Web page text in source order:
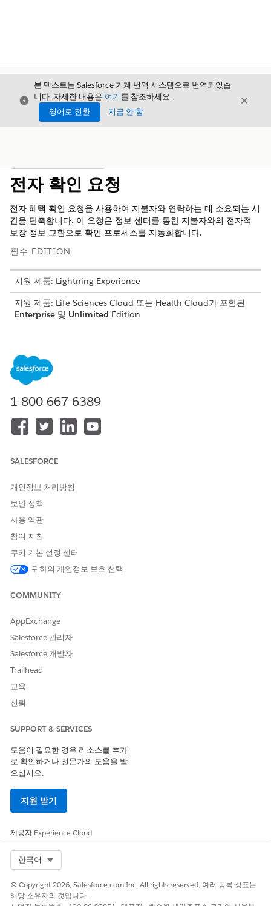
닫기
본 텍스트는 Salesforce 기계 번역 시스템으로 번역되었습
니다. 자세한 내용은 여기 를 참조하세요.
영어로 전환
지금 안 함
닫기
전자 확인 요청
전자 혜택 확인 요청을 사용하여 지불자와 연락하는 데 소요되는 시
간을 단축합니다. 이 요청은 정보 센터를 통한 지불자와의 전자적
보장 정보 교환으로 확인 프로세스를 자동화합니다.
필수 EDITION
지원 제품: Lightning Experience
지원 제품: Life Sciences Cloud 또는 Health Cloud가 포함된
Enterprise 및 Unlimited Edition
MuleSoft 아웃바운드 응용 프로그램인 환자 서비스 혜택 응용 프로
그램을 통해 이루어집니다. 담당자가 전자 확인 요청을 시작하면
FHIR(빠른 의료 서비스 상호 운용성 자원) 준수 RTPBC(실시간 의
약품 혜택 확인) 요청이 MuleSoft를 통해 타사 정보 센터로 전송됩
에 FHIR 준수 RTPBC 청구 응답을 보냅니다.
FHIR-CARIN 및 NCPDP와 일치하는 확인 요청, 산업별 API,
and Life Sciences Cloud를 타사 클리어링 하우스와 통합합니
다. 이 통합을 사용하여 포괄적인 혜택 확인 프로세스를 가속화
합니다.
전자 확인 요청 설정
담당자가 외부 클라이언트 앱, MuleSoft 통합, 통합 정의를 사
용하여 환자의 혜택을 전자적으로 확인할 수 있도록 전자 확인
요청을 설정합니다.
담당자가 전자 확인 요청을 제기할 때 발생하는 다양한 시나리
해합니다.
1-800-667-6389
SALESFORCE
개인정보 처리방침
보안 정책
사용 약관
참여 지침
쿠키 기본 설정 센터
귀하의 개인정보 보호 선택
COMMUNITY
AppExchange
Salesforce 관리자
Salesforce 개발자
Trailhead
교육
신뢰
SUPPORT & SERVICES
도움이 필요한 경우 리소스를 추가
로 확인하거나 전문가의 도움을 받
으십시오.
지원 받기
제공자 Experience Cloud
한국어
© Copyright 2026, Salesforce.com Inc. All rights reserved. 여러 등록 상표는
해당 소유자의 것입니다.